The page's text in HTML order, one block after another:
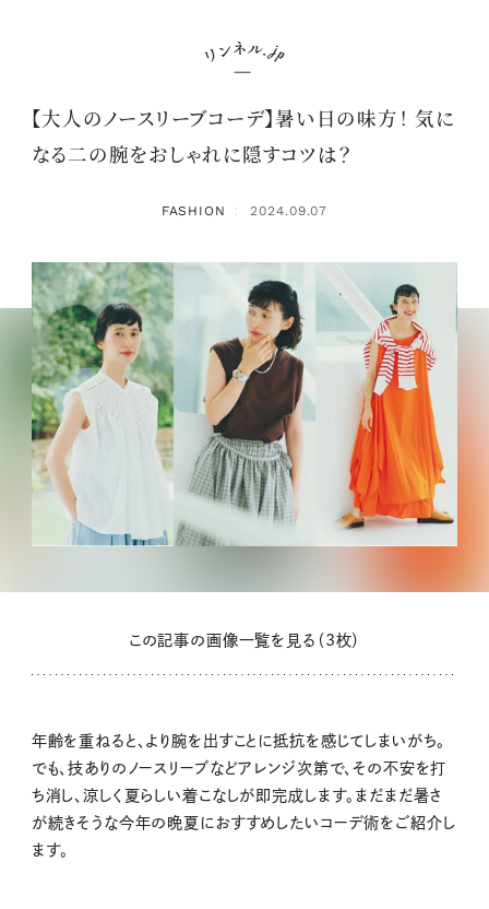
【大人のノースリーブコーデ】暑い日の味方！ 気に
なる二の腕をおしゃれに隠すコツは？
FASHION ： 2024.09.07
この記事の画像一覧を見る（3枚）
年齢を重ねると、より腕を出すことに抵抗を感じてしまいがち。
でも、技ありのノースリーブなどアレンジ次第で、その不安を打
ち消し、涼しく夏らしい着こなしが即完成します。まだまだ暑さ
が続きそうな今年の晩夏におすすめしたいコーデ術をご紹介し
ます。